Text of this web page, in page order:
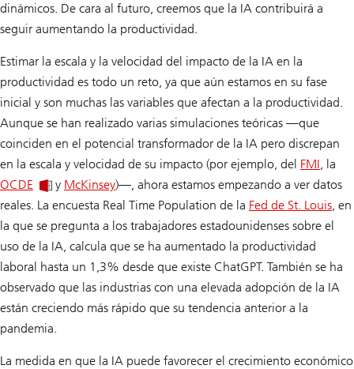
dinámicos. De cara al futuro, creemos que la IA contribuirá a
seguir aumentando la productividad.
Estimar la escala y la velocidad del impacto de la IA en la
productividad es todo un reto, ya que aún estamos en su fase
inicial y son muchas las variables que afectan a la productividad.
Aunque se han realizado varias simulaciones teóricas —que
coinciden en el potencial transformador de la IA pero discrepan
en la escala y velocidad de su impacto (por ejemplo, del FMI, la
OCDE
y McKinsey)—, ahora estamos empezando a ver datos
reales. La encuesta Real Time Population de la Fed de St. Louis, en
la que se pregunta a los trabajadores estadounidenses sobre el
uso de la IA, calcula que se ha aumentado la productividad
laboral hasta un 1,3% desde que existe ChatGPT. También se ha
observado que las industrias con una elevada adopción de la IA
están creciendo más rápido que su tendencia anterior a la
pandemia.
La medida en que la IA puede favorecer el crecimiento económico